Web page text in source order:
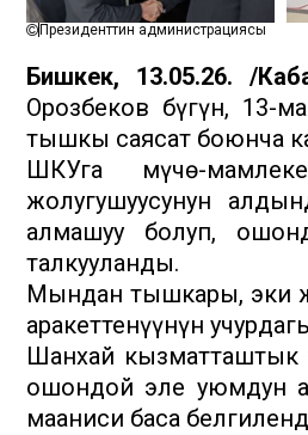
Президенттин администрациясы
Бишкек, 13.05.26. /
Орозбеков бүгүн, 13-
тышкы саясат боюнча
ШКУга мүчө-
жолугушуусунун
алмашуу болуп,
талкууланды.
Мындан тышкары, эки
аракеттенүүнүн
Шанхай кызматташтык
ошондой эле уюмдун
мааниси баса